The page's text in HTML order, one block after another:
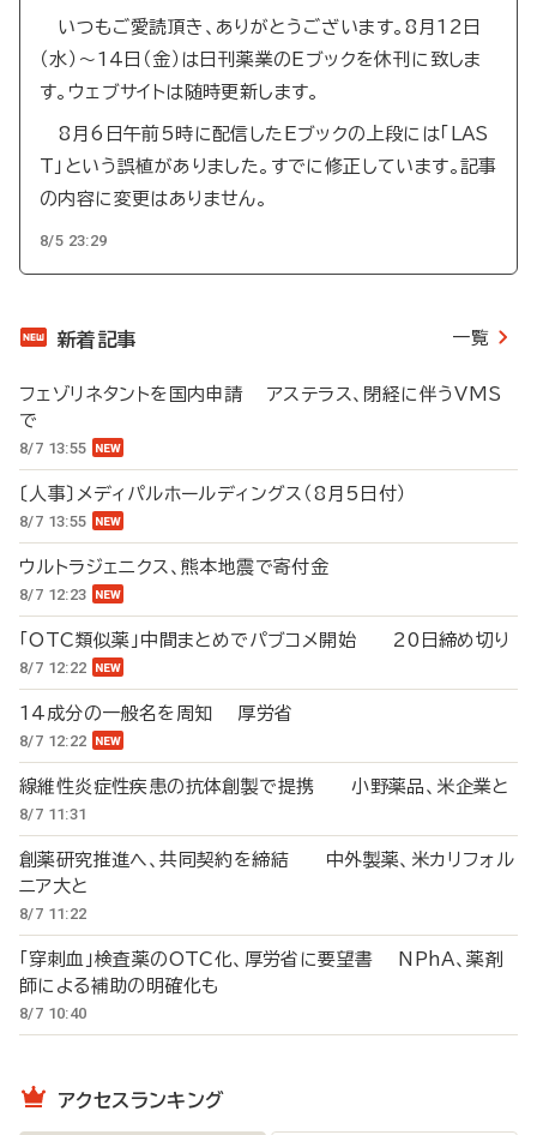
いつもご愛読頂き、ありがとうございます。8月12日
（水）～14日（金）は日刊薬業のEブックを休刊に致しま
す。ウェブサイトは随時更新します。
8月6日午前5時に配信したEブックの上段には「LAS
T」という誤植がありました。すでに修正しています。記事
の内容に変更はありません。
8/5 23:29
新着記事 一覧
フェゾリネタントを国内申請 アステラス、閉経に伴うVMS
で
8/7 13:55
〔人事〕メディパルホールディングス（8月5日付）
8/7 13:55
ウルトラジェニクス、熊本地震で寄付金
8/7 12:23
「OTC類似薬」中間まとめでパブコメ開始 20日締め切り
8/7 12:22
14成分の一般名を周知 厚労省
8/7 12:22
線維性炎症性疾患の抗体創製で提携 小野薬品、米企業と
8/7 11:31
創薬研究推進へ、共同契約を締結 中外製薬、米カリフォル
ニア大と
8/7 11:22
「穿刺血」検査薬のOTC化、厚労省に要望書 NPhA、薬剤
師による補助の明確化も
8/7 10:40
アクセスランキング